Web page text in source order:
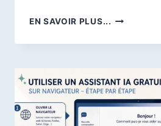
EN SAVOIR PLUS... REPLIT
AVIS
SUR
L’IDE
CLOUD
IA,